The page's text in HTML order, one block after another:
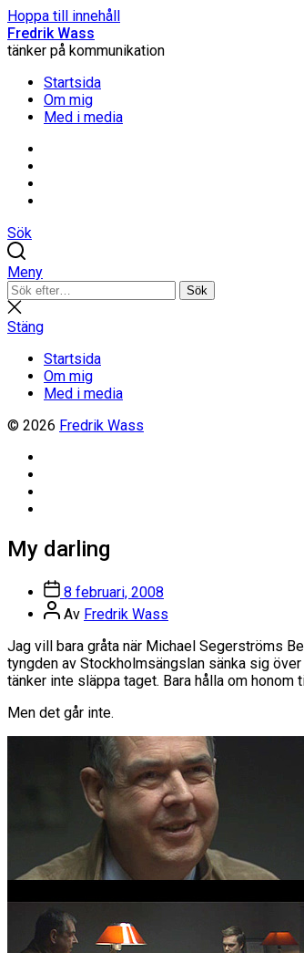
Hoppa till innehåll
Fredrik Wass
tänker på kommunikation
Startsida
Om mig
Med i media
Sök
Meny
Sök
efter:
Sök
Stäng
sökning
Stäng
Startsida
Om mig
Med i media
© 2026 Fredrik Wass
My darling
Inläggsdatum
8 februari, 2008
Inläggsförfattare
Av Fredrik Wass
Jag vill bara gråta när Michael Segerströms
tyngden av Stockholmsängslan sänka sig
tänker inte släppa taget. Bara hålla om
Men det går inte.